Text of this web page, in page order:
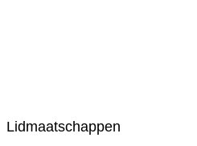
Lidmaatschappen